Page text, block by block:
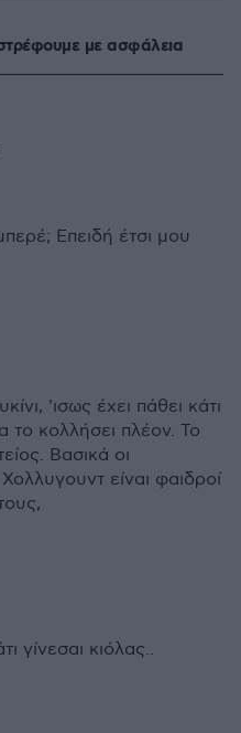
με ασφάλεια
Επειδή έτσι μου
'ισως έχει πάθει κάτι
το κολλήσει πλέον. Το
Βασικά οι
είναι φαιδροί
γίνεσαι κιόλας..